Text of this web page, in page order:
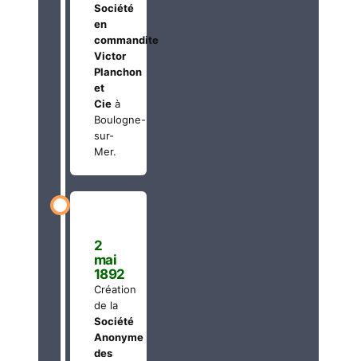
Société
en
commandite
Victor
Planchon
et
Cieà
Boulogne-
sur-
Mer.
2
mai
1892
Création
de la
Société
Anonyme
des